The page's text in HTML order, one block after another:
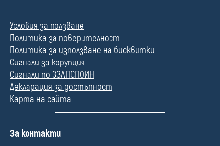
Условия за ползване
Политика за поверителност
Политика за използване на бисквитки
Сигнали за корупция
Сигнали по ЗЗЛПСПОИН
Декларация за достъпност
Карта на сайта
П
За контакти